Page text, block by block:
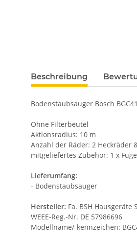
Beschreibung
Bodenstaubsauger Bosch
Ohne Filterbeutel
Aktionsradius: 10 m
Anzahl der Räder: 2 Heckräder
mitgeliefertes Zubehör: 1 x
Lieferumfang:
- Bodenstaubsauger
Hersteller: Fa. BSH Hausgeräte
WEEE-Reg.-Nr. DE 57986696
Modellname/-kennzeichen: